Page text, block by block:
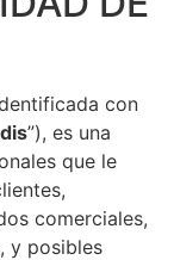
con
”), es una
que le
comerciales,
y posibles